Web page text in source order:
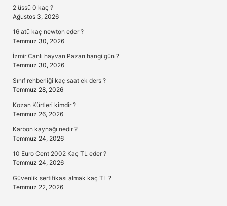
2 üssü 0 kaç ?
Ağustos 3, 2026
16 atü kaç newton eder ?
Temmuz 30, 2026
İzmir Canlı hayvan Pazarı hangi gün ?
Temmuz 30, 2026
Sınıf rehberliği kaç saat ek ders ?
Temmuz 28, 2026
Kozan Kürtleri kimdir ?
Temmuz 26, 2026
Karbon kaynağı nedir ?
Temmuz 24, 2026
10 Euro Cent 2002 Kaç TL eder ?
Temmuz 24, 2026
Güvenlik sertifikası almak kaç TL ?
Temmuz 22, 2026